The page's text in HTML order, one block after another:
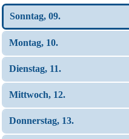
Sonntag, 09.
Montag, 10.
Dienstag, 11.
Mittwoch, 12.
Donnerstag, 13.